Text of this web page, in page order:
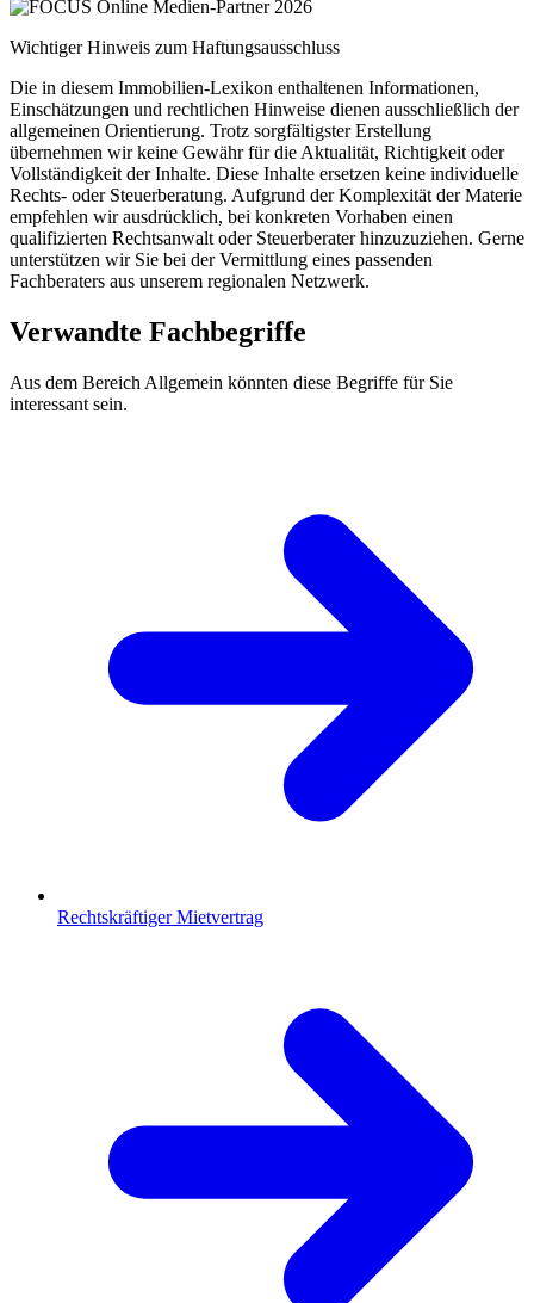
Wichtiger Hinweis zum Haftungsausschluss
Die in diesem Immobilien-Lexikon enthaltenen Informationen,
Einschätzungen und rechtlichen Hinweise dienen ausschließlich der
allgemeinen Orientierung. Trotz sorgfältigster Erstellung
übernehmen wir keine Gewähr für die Aktualität, Richtigkeit oder
Vollständigkeit der Inhalte. Diese Inhalte ersetzen keine individuelle
Rechts- oder Steuerberatung. Aufgrund der Komplexität der Materie
empfehlen wir ausdrücklich, bei konkreten Vorhaben einen
qualifizierten Rechtsanwalt oder Steuerberater hinzuzuziehen. Gerne
unterstützen wir Sie bei der Vermittlung eines passenden
Fachberaters aus unserem regionalen Netzwerk.
Verwandte Fachbegriffe
Aus dem Bereich Allgemein könnten diese Begriffe für Sie
interessant sein.
Rechtskräftiger Mietvertrag